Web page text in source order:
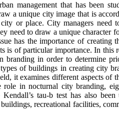
management that has been
a unique city image that is
or place. City managers need
need to draw a unique character
has the importance of creating
is of particular importance. In this
in order to determine
of buildings in creating city
it examines different aspects of
in nocturnal city branding,
tau-b test has also
recreational facilities,